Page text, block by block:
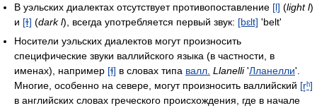
В уэльских диалектах отсутствует противопоставление [l] (light l)
и [ɫ] (dark l), всегда употребляется первый звук: [bɛlt] 'belt'
Носители уэльских диалектов могут произносить
специфические звуки валлийского языка (в частности, в
именах), например [ɬ] в словах типа валл. Llanelli'Лланелли'.
Многие, особенно на севере, могут произносить валлийский [r̥ʰ]
в английских словах греческого происхождения, где в начале